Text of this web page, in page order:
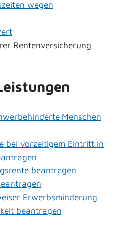
wegen
Rentenversicherung
Menschen
bei vorzeitigem Eintritt in
beantragen
Erwerbsminderung
beantragen